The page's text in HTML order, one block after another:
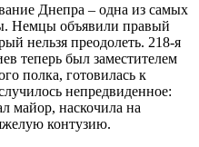
Днепра – одна из самых
Немцы объявили правый
нельзя преодолеть. 218-я
теперь был заместителем
полка, готовилась к
непредвиденное:
майор, наскочила на
контузию.